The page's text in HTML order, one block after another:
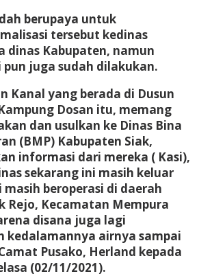
berupaya untuk
tersebut kedinas
dinas Kabupaten, namun
juga sudah dilakukan.
Kanal yang berada di Dusun
Dosan itu, memang
dan usulkan ke Dinas Bina
(BMP) Kabupaten Siak,
informasi dari mereka ( Kasi),
sekarang ini masih keluar
beroperasi di daerah
Rejo, Kecamatan Mempura
disana juga lagi
kedalamannya airnya sampai
Pusako, Herland kepada
(02/11/2021).